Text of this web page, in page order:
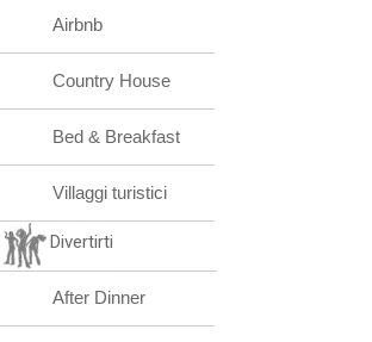
Airbnb
Country House
Bed & Breakfast
Villaggi turistici
Divertirti
After Dinner